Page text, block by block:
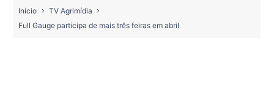
Início
TV Agrimídia
Full Gauge participa de mais três feiras em abril